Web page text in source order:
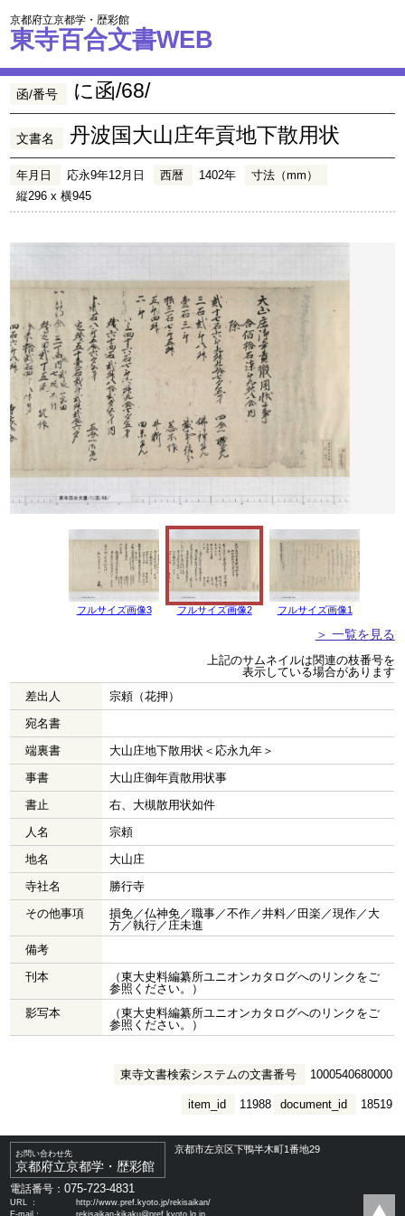
京都府立京都学・歴彩館
東寺百合文書WEB
函/番号 に函/68/
文書名 丹波国大山庄年貢地下散用状
年月日 応永9年12月日 西暦 1402年
寸法（mm）
縦296 x 横945
フルサイズ画像3 フルサイズ画像2 フルサイズ画像1
＞ 一覧を見る
上記のサムネイルは関連の枝番号を
表示している場合があります
差出人
宗頼（花押）
宛名書
端裏書
大山庄地下散用状＜応永九年＞
事書
大山庄御年貢散用状事
書止
右、大槻散用状如件
人名
宗頼
地名
大山庄
寺社名
勝行寺
その他事項
損免／仏神免／職事／不作／井料／田楽／現作／大
方／執行／庄未進
備考
刊本
（東大史料編纂所ユニオンカタログへのリンクをご
参照ください。）
影写本
（東大史料編纂所ユニオンカタログへのリンクをご
参照ください。）
東寺文書検索システムの文書番号 1000540680000
document_id 18519
item_id 11988
お問い合わせ先
京都府立京都学・歴彩館
京都市左京区下鴨半木町1番地29
電話番号：075-723-4831
URL ：
http://www.pref.kyoto.jp/rekisaikan/
E-mail：
rekisaikan-kikaku@pref.kyoto.lg.jp